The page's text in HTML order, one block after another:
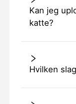
Kan jeg
katte?
Hvilken